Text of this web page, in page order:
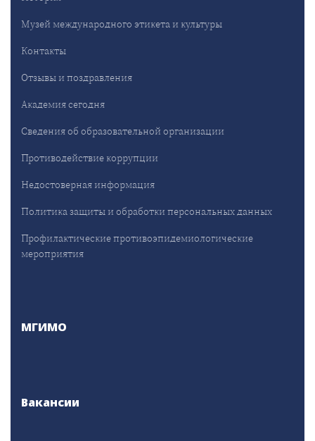
Музей международного этикета и культуры
Контакты
Отзывы и поздравления
Академия сегодня
Сведения об образовательной организации
Противодействие коррупции
Недостоверная информация
Политика защиты и обработки персональных данных
Профилактические противоэпидемиологические
мероприятия
МГИМО
Вакансии